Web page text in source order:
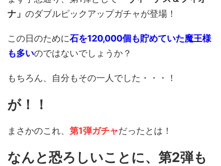
ナ」 のダブルピックアップガチャが登場！
この日のために石を120,000個も貯めていた魔王様
も多いのではないでしょうか？
もちろん、自分もその一人でした・・・！
が！！
まさかのこれ、 第1弾ガチャだったとは！
なんと恐ろしいことに、第2弾も